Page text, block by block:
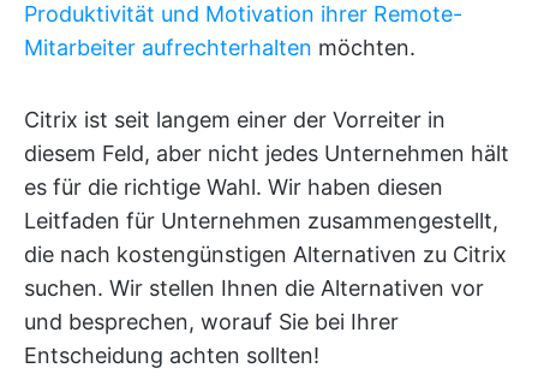
Produktivität und Motivation ihrer Remote-
Mitarbeiter aufrechterhalten möchten.
Citrix ist seit langem einer der Vorreiter in
diesem Feld, aber nicht jedes Unternehmen hält
es für die richtige Wahl. Wir haben diesen
Leitfaden für Unternehmen zusammengestellt,
die nach kostengünstigen Alternativen zu Citrix
suchen. Wir stellen Ihnen die Alternativen vor
und besprechen, worauf Sie bei Ihrer
Entscheidung achten sollten!